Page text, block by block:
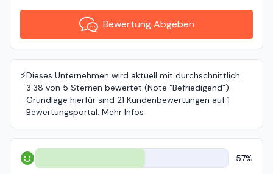
Bewertung Abgeben
⚡️Dieses Unternehmen wird aktuell mit durchschnittlich
3.38 von 5 Sternen bewertet (Note “Befriedigend”).
Grundlage hierfür sind 21 Kundenbewertungen auf 1
Bewertungsportal. Mehr Infos
Positiv 57%